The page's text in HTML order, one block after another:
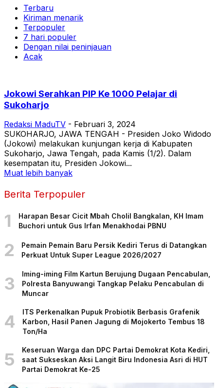
Terbaru
Kiriman menarik
Terpopuler
7 hari populer
Dengan nilai peninjauan
Acak
Jokowi Serahkan PIP Ke 1000 Pelajar di
Sukoharjo
Redaksi MaduTV - Februari 3, 2024
SUKOHARJO, JAWA TENGAH - Presiden Joko Widodo
(Jokowi) melakukan kunjungan kerja di Kabupaten
Sukoharjo, Jawa Tengah, pada Kamis (1/2). Dalam
kesempatan itu, Presiden Jokowi...
Muat lebih banyak
Berita Terpopuler
1
Harapan Besar Cicit Mbah Cholil Bangkalan, KH Imam
Buchori untuk Gus Irfan Menakhodai PBNU
2
Pemain Pemain Baru Persik Kediri Terus di Datangkan
Perkuat Untuk Super League 2026/2027
3
Iming-iming Film Kartun Berujung Dugaan Pencabulan,
Polresta Banyuwangi Tangkap Pelaku Pencabulan di
Muncar
4
ITS Perkenalkan Pupuk Probiotik Berbasis Grafenik
Karbon, Hasil Panen Jagung di Mojokerto Tembus 18
Ton/Ha
5
Keseruan Warga dan DPC Partai Demokrat Kota Kediri,
saat Sukseskan Aksi Langit Biru Indonesia Asri di HUT
Partai Demokrat Ke-25